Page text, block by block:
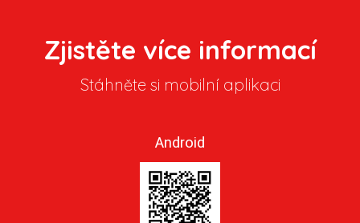
Zjistěte více informací
Stáhněte si mobilní aplikaci
Android